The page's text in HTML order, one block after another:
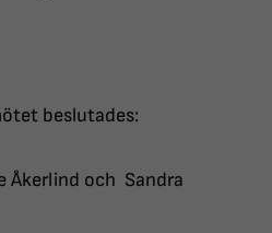
beslutades:
och Sandra